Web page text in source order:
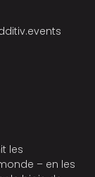
les
– en les